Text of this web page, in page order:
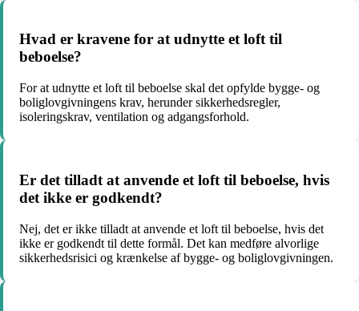
Hvad er kravene for at udnytte et loft til
beboelse?
For at udnytte et loft til beboelse skal det opfylde bygge- og
boliglovgivningens krav, herunder sikkerhedsregler,
isoleringskrav, ventilation og adgangsforhold.
Er det tilladt at anvende et loft til beboelse, hvis
det ikke er godkendt?
Nej, det er ikke tilladt at anvende et loft til beboelse, hvis det
ikke er godkendt til dette formål. Det kan medføre alvorlige
sikkerhedsrisici og krænkelse af bygge- og boliglovgivningen.